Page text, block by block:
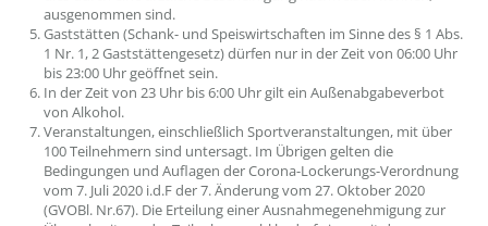
ausgenommen sind.
Gaststätten (Schank- und Speiswirtschaften im Sinne des § 1 Abs.
1 Nr. 1, 2 Gaststättengesetz) dürfen nur in der Zeit von 06:00 Uhr
bis 23:00 Uhr geöffnet sein.
In der Zeit von 23 Uhr bis 6:00 Uhr gilt ein Außenabgabeverbot
von Alkohol.
Veranstaltungen, einschließlich Sportveranstaltungen, mit über
100 Teilnehmern sind untersagt. Im Übrigen gelten die
Bedingungen und Auflagen der Corona-Lockerungs-Verordnung
vom 7. Juli 2020 i.d.F der 7. Änderung vom 27. Oktober 2020
(GVOBl. Nr.67). Die Erteilung einer Ausnahmegenehmigung zur